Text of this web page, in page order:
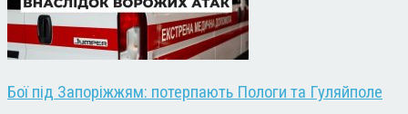
Бої під Запоріжжям: потерпають Пологи та Гуляйполе